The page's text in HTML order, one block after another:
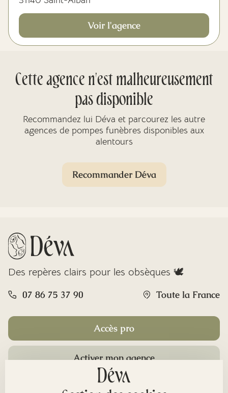
Voir l'agence
Cette agence n'est malheureusement
pas disponible
Recommandez lui Déva et parcourez les autre
agences de pompes funèbres disponibles aux
alentours
Recommander Déva
Des repères clairs pour les obsèques 🕊️
07 86 75 37 90 Toute la France
Accès pro
Activer mon agence